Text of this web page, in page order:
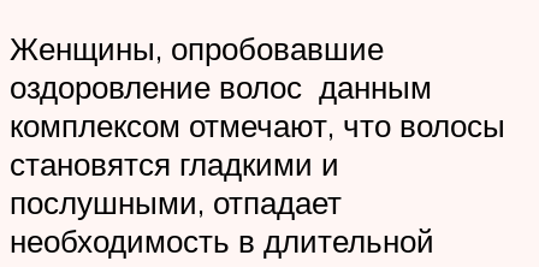
Женщины, опробовавшие
оздоровление волос данным
комплексом отмечают, что волосы
становятся гладкими и
послушными, отпадает
необходимость в длительной